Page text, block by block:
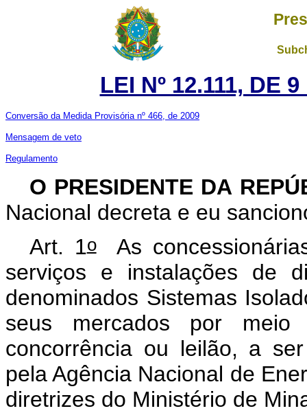
LEI Nº 12.111, DE
Conversão da Medida Provisória nº 466, de 2009
Mensagem de veto
Regulamento
O PRESIDENTE DA
Nacional decreta e eu
Art. 1oAs
serviços e instalações de
denominados Sistemas
seus mercados por
concorrência ou leilão, a
pela Agência Nacional de
diretrizes do Ministério de